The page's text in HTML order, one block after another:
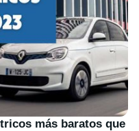
más baratos que